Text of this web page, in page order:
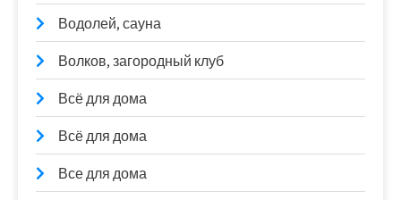
Водолей, сауна
Волков, загородный клуб
Всё для дома
Всё для дома
Все для дома